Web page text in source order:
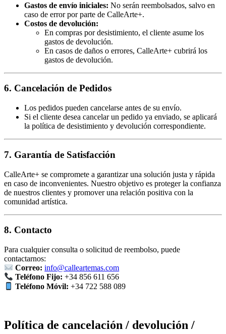
Gastos de envío iniciales: No serán reembolsados, salvo en
caso de error por parte de CalleArte+.
Costos de devolución:
En compras por desistimiento, el cliente asume los
gastos de devolución.
En casos de daños o errores, CalleArte+ cubrirá los
gastos de devolución.
6. Cancelación de Pedidos
Los pedidos pueden cancelarse antes de su envío.
Si el cliente desea cancelar un pedido ya enviado, se aplicará
la política de desistimiento y devolución correspondiente.
7. Garantía de Satisfacción
CalleArte+ se compromete a garantizar una solución justa y rápida
en caso de inconvenientes. Nuestro objetivo es proteger la confianza
de nuestros clientes y promover una relación positiva con la
comunidad artística.
8. Contacto
Para cualquier consulta o solicitud de reembolso, puede
contactarnos:
Correo: info@calleartemas.com
Teléfono Fijo: +34 856 611 656
Teléfono Móvil: +34 722 588 089
Política de cancelación / devolución /